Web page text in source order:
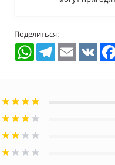
Поделиться:
WhatsAppTelegramEmail VK